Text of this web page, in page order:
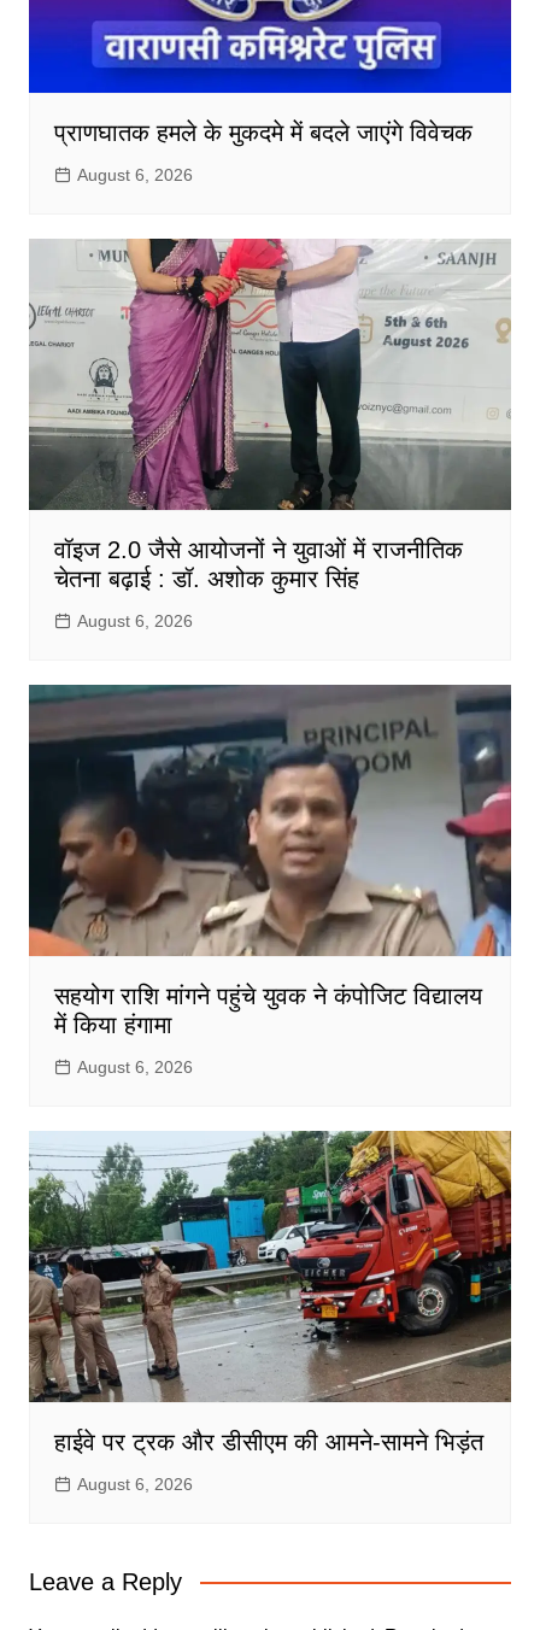
प्राणघातक हमले के मुकदमे में बदले जाएंगे विवेचक
August 6, 2026
वॉइज 2.0 जैसे आयोजनों ने युवाओं में राजनीतिक
चेतना बढ़ाई : डॉ. अशोक कुमार सिंह
August 6, 2026
सहयोग राशि मांगने पहुंचे युवक ने कंपोजिट विद्यालय
में किया हंगामा
August 6, 2026
हाईवे पर ट्रक और डीसीएम की आमने-सामने भिड़ंत
August 6, 2026
Leave a Reply